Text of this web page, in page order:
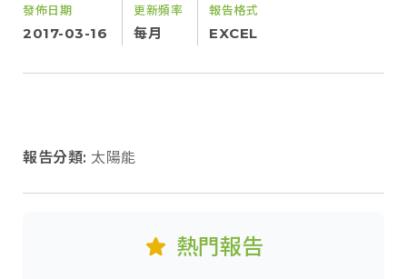
發佈日期
2017-03-16
更新頻率
每月
報告格式
EXCEL
報告分類: 太陽能
熱門報告